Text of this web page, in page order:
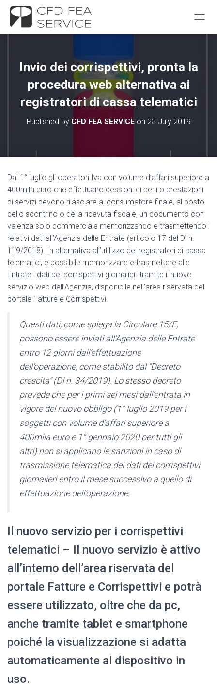
Invio dei corrispettivi, pronta la
procedura web alternativa ai
registratori di cassa telematici
Published by CFD FEA SERVICEon 23 July 2019
Dal 1° luglio gli operatori Iva con volume d’affari superiore a
400mila euro che effettuano cessioni di beni o prestazioni
di servizi devono rilasciare al consumatore finale, al posto
dello scontrino o della ricevuta fiscale, un documento con
valenza solo commerciale memorizzando e trasmettendo i
relativi dati all’Agenzia delle Entrate (articolo 17 del Dl n.
119/2018). In alternativa all’utilizzo dei registratori di cassa
telematici, è possibile memorizzare e trasmettere alle
Entrate i dati dei corrispettivi giornalieri tramite il nuovo
servizio web dell’Agenzia, disponibile nell’area riservata del
portale Fatture e Corrispettivi.
Questi dati, come spiega la Circolare 15/E,
possono essere inviati all’Agenzia delle Entrate
entro 12 giorni dall’effettuazione
dell’operazione, come stabilito dal “Decreto
crescita” (Dl n. 34/2019). Lo stesso decreto
prevede che per i primi sei mesi dall’entrata in
vigore del nuovo obbligo (1° luglio 2019 per i
soggetti con volume d’affari superiore a
400mila euro e 1° gennaio 2020 per tutti gli
altri) non si applicano le sanzioni in caso di
trasmissione telematica dei dati dei corrispettivi
giornalieri entro il mese successivo a quello di
effettuazione dell’operazione.
Il nuovo servizio per i corrispettivi
telematici – Il nuovo servizio è attivo
all’interno dell’area riservata del
portale Fatture e Corrispettivi e potrà
essere utilizzato, oltre che da pc,
anche tramite tablet e smartphone
poiché la visualizzazione si adatta
automaticamente al dispositivo in
uso.